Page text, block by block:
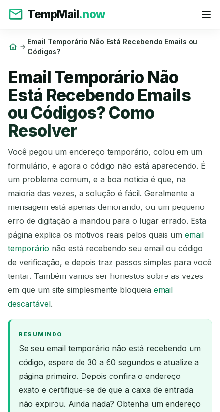
TempMail.now
Email Temporário Não Está Recebendo Emails ou
Códigos?
Email Temporário Não
Está Recebendo Emails
ou Códigos? Como
Resolver
Você pegou um endereço temporário, colou em um
formulário, e agora o código não está aparecendo. É
um problema comum, e a boa notícia é que, na
maioria das vezes, a solução é fácil. Geralmente a
mensagem está apenas demorando, ou um pequeno
erro de digitação a mandou para o lugar errado. Esta
página explica os motivos reais pelos quais um email
temporário não está recebendo seu email ou código
de verificação, e depois traz passos simples para você
tentar. Também vamos ser honestos sobre as vezes
em que um site simplesmente bloqueia email
descartável.
RESUMINDO
Se seu email temporário não está recebendo um
código, espere de 30 a 60 segundos e atualize a
página primeiro. Depois confira o endereço
exato e certifique-se de que a caixa de entrada
não expirou. Ainda nada? Obtenha um endereço